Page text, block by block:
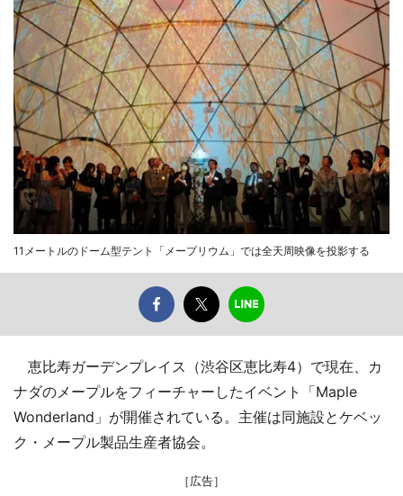
11メートルのドーム型テント「メープリウム」では全天周映像を投影する
恵比寿ガーデンプレイス（渋谷区恵比寿4）で現在、カ
ナダのメープルをフィーチャーしたイベント「Maple
Wonderland」が開催されている。主催は同施設とケベッ
ク・メープル製品生産者協会。
［広告］